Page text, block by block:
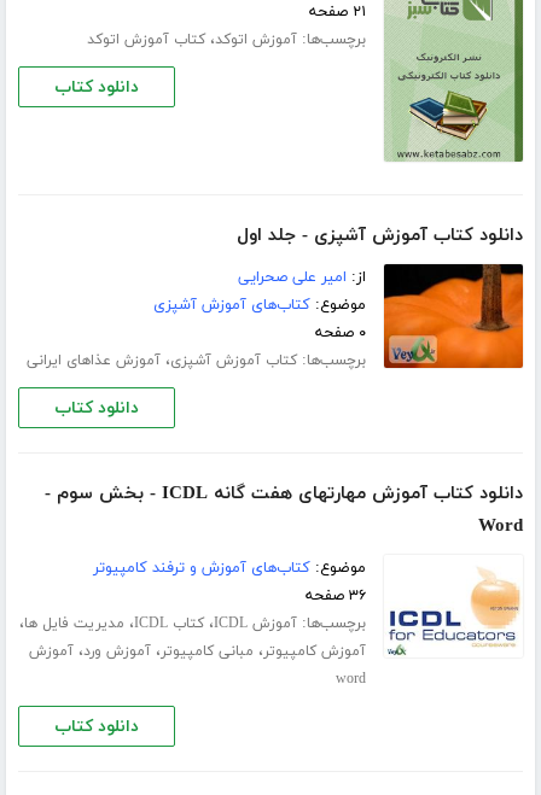
۲۱ صفحه
برچسب‌ها:آموزش اتوکد،کتاب آموزش اتوکد
دانلود کتاب
دانلود کتاب آموزش آشپزی - جلد اول
از: امیر علی صحرایی
موضوع:کتاب‌های آموزش آشپزی
۰ صفحه
برچسب‌ها:کتاب آموزش آشپزی،آموزش عذاهای ایرانی
دانلود کتاب
دانلود کتاب آموزش مهارتهای هفت گانه ICDL - بخش سوم -
Word
موضوع:کتاب‌های آموزش و ترفند کامپیوتر
۳۶ صفحه
برچسب‌ها:آموزش ICDL ،کتاب ICDL ، مدیریت فایل ها،
آموزش کامپیوتر، مبانی کامپیوتر،آموزش ورد،آموزش
word
دانلود کتاب